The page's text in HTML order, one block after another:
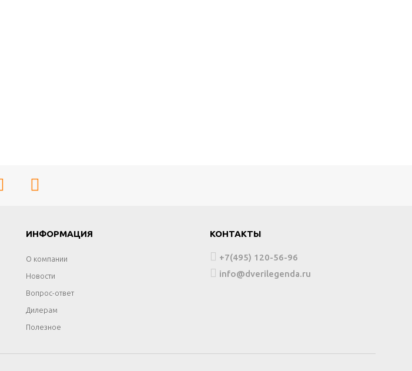
ИНФОРМАЦИЯ
О компании
Новости
Вопрос-ответ
Дилерам
Полезное
КОНТАКТЫ
+7(495) 120-56-96
info@dverilegenda.ru